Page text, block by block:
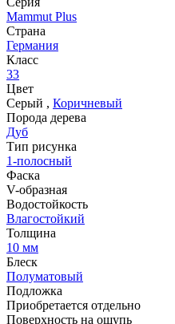
Mammut Plus
Страна
Германия
Класс
33
Цвет
Серый , Коричневый
Порода дерева
Дуб
Тип рисунка
1-полосный
Фаска
V-образная
Водостойкость
Влагостойкий
Толщина
10 мм
Блеск
Полуматовый
Подложка
Приобретается отдельно
Поверхность на ощупь